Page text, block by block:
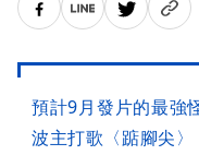
預計9月發片的最強
波主打歌〈踮腳尖